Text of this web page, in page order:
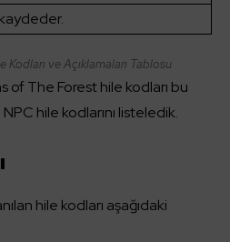
ve Açıklamaları Tablosu
of The Forest hile kodları bu
hile kodlarını listeledik.
hile kodları aşağıdaki